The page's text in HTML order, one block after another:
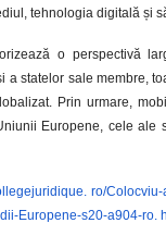
tehnologia digitală și
o perspectivă
a statelor sale membre,
Prin urmare,
Europene, cele ale
ro/
Europene-s20-a904-ro.